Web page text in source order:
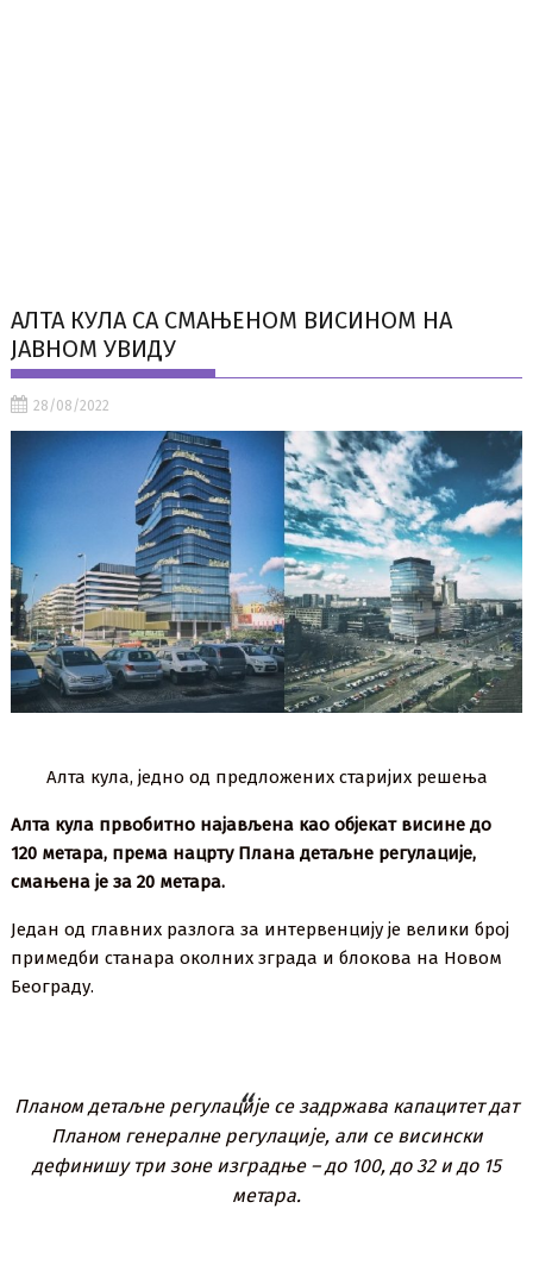
АЛТА КУЛА СА СМАЊЕНОМ ВИСИНОМ НА
ЈАВНОМ УВИДУ
28/08/2022
Алта кула, једно од предложених старијих решења
Алта кула првобитно најављена као објекат висине до
120 метара, према нацрту Плана детаљне регулације,
смањена је за 20 метара.
Један од главних разлога за интервенцију је велики број
примедби станара околних зграда и блокова на Новом
Београду.
Планом детаљне регулације се задржава капацитет дат
Планом генералне регулације, али се висински
дефинишу три зоне изградње – до 100, до 32 и до 15
метара.